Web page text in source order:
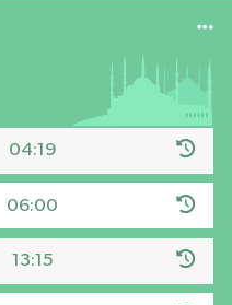
04:19
06:00
13:15